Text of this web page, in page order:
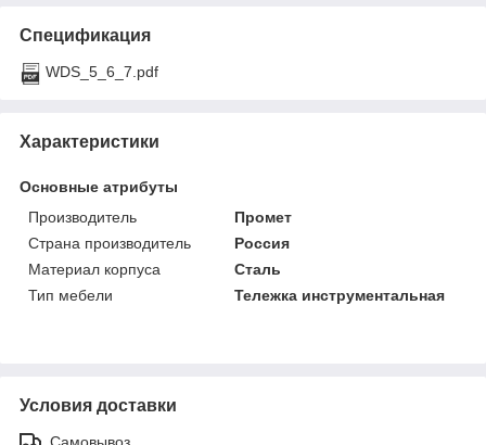
Спецификация
WDS_5_6_7.pdf
Характеристики
Основные атрибуты
Производитель
Промет
Страна производитель
Россия
Материал корпуса
Сталь
Тип мебели
Тележка инструментальная
Условия доставки
Самовывоз